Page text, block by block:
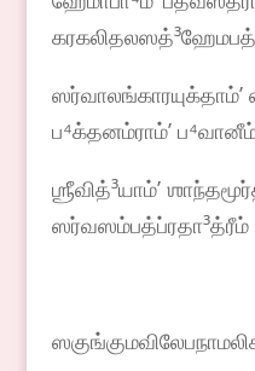
ஸர்வாலங்காரயுக்தாம்ʼ
ப⁴க்தனம்ராம்ʼ
ஶ்ரீவித்³யாம்ʼ
ஸர்வஸம்பத்ப்ரதா³த்ரீம்